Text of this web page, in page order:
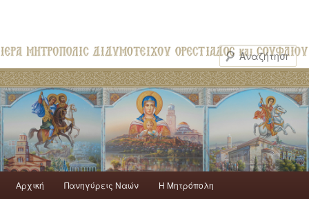
Αρχική Πανηγύρεις Ναών H Mητρόπολη